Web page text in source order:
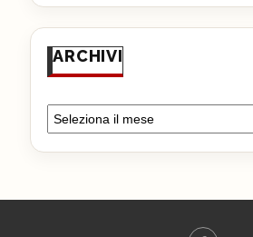
ARCHIVI